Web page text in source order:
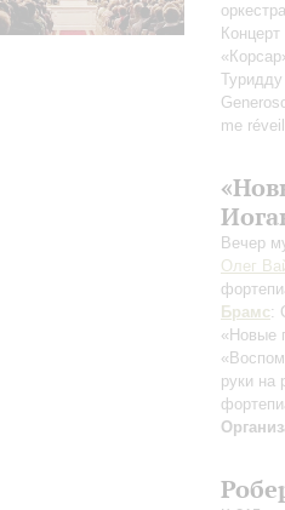
me
Вечер
Олег
Брамс:
«Новые
руки на